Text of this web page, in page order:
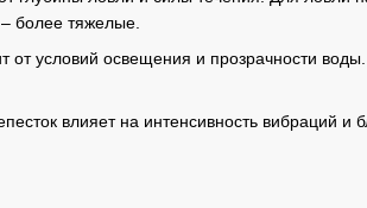
более тяжелые.
от условий освещения и прозрачности
влияет на интенсивность вибраций